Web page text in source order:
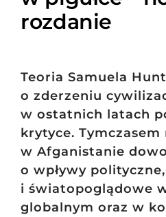
rozdanie
Teoria Samuela
o zderzeniu
w ostatnich latach
krytyce.
w Afganistanie
o wpływy
i światopoglądowe
globalnym oraz w